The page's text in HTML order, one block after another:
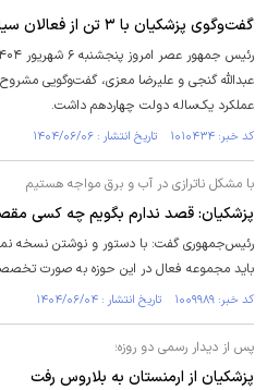
گفت‌وگوی پزشکیان با ۳ تن از فعالان سیاسی-رسانه‌ای
عبدالله گنجی و علیرضا معزی، گفت‌وگویی مشروح
عملکرد یک‌ساله دولت چهاردهم داشت.
کد خبر: ۱۰۱۰۴۳۴ تاریخ انتشار : ۱۴۰۴/۰۶/۰۶
با مشکل ناترازی در آب و برق مواجه هستیم
پزشکیان: قصد ندارم بگویم چه کسی
رئیس‌جمهوری گفت: با دستور و نوشتن نسخه
باید مجموعه فعال در این حوزه به صورت
کد خبر: ۱۰۰۹۹۸۹ تاریخ انتشار : ۱۴۰۴/۰۶/۰۴
پس از دیدار رسمی دو روزه؛
پزشکیان از ارمنستان به بلاروس رفت